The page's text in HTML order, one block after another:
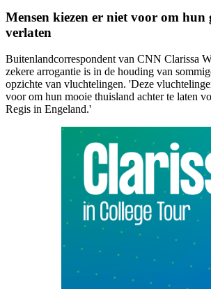
Mensen kiezen er niet voor om hun
verlaten
Buitenlandcorrespondent van CNN Clarissa
zekere arrogantie is in de houding van
opzichte van vluchtelingen. 'Deze
voor om hun mooie thuisland achter te laten
Regis in Engeland.'